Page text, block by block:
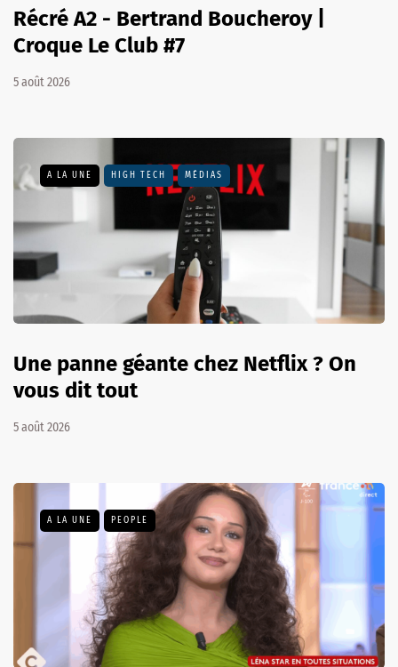
Récré A2 - Bertrand Boucheroy |
Croque Le Club #7
5 août 2026
A LA UNE HIGH TECH MÉDIAS
Une panne géante chez Netflix ? On
vous dit tout
5 août 2026
A LA UNE PEOPLE